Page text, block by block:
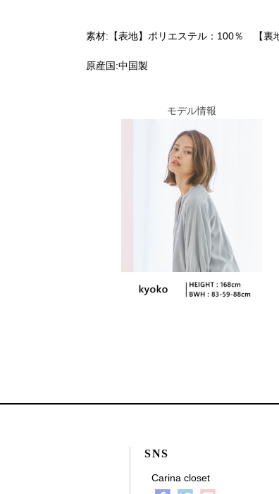
素材:【表地】ポリエステル：100％ 【裏
原産国:中国製
モデル情報
SNS
Carina closet